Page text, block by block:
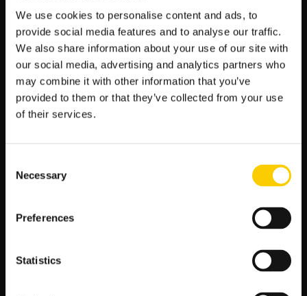
We use cookies to personalise content and ads, to
provide social media features and to analyse our traffic.
We also share information about your use of our site with
our social media, advertising and analytics partners who
may combine it with other information that you’ve
provided to them or that they’ve collected from your use
of their services.
Selection
Necessary
Preferences
Statistics
tenisistów świata w najbliższym czasie:
10 lutego 2025 r. – ATP 500 Rotterdam Open, ATP 250
Argentina Open, Delray Beach Open
17 lutego 2025 r. – ATP Rio Open, Qatar Open,
25 lutego 2025 r. – ATP 500 Mexican Open, ATP 500
Dubai Tennis Championships, ATP 250 Chile Open
3 marca 2025 r. – ATP 1000 Indian Wells Masters
Championship, ATP 250 Grand Prix Hassan II, ATP 250
Romanian Open
TYPY I KURSY BUKMACHERSKIE NA
Kilka kliknięć w serwisie internetowym lub w
aplikacji mobilnej
LV BET wystarczy, aby przyłączyć się do tenisowej rywalizacji w